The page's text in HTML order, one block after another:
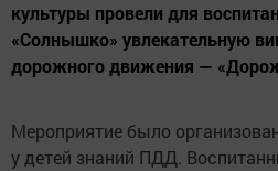
культуры провели для
«Солнышко» увлекательную
дорожного движения —
Мероприятие было
у детей знаний ПДД.